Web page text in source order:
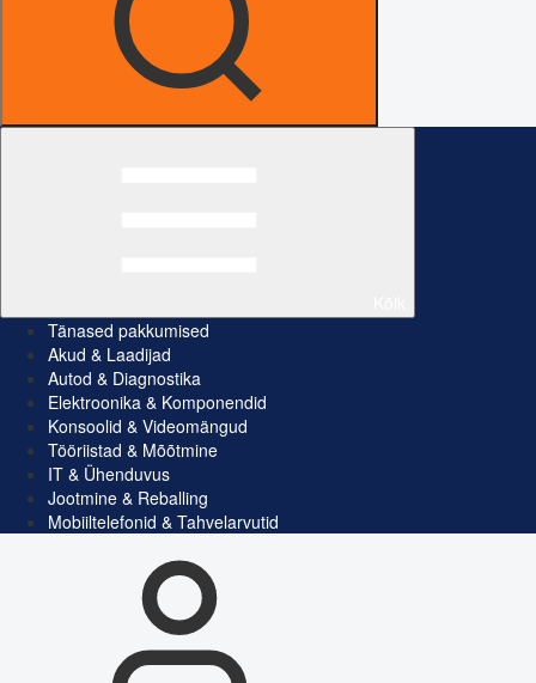
Tänased pakkumised
Akud & Laadijad
Autod & Diagnostika
Elektroonika & Komponendid
Konsoolid & Videomängud
Tööriistad & Mõõtmine
IT & Ühenduvus
Jootmine & Reballing
Mobiiltelefonid & Tahvelarvutid